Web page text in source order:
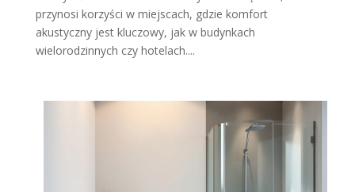
przynosi korzyści w miejscach, gdzie komfort
akustyczny jest kluczowy, jak w budynkach
wielorodzinnych czy hotelach....